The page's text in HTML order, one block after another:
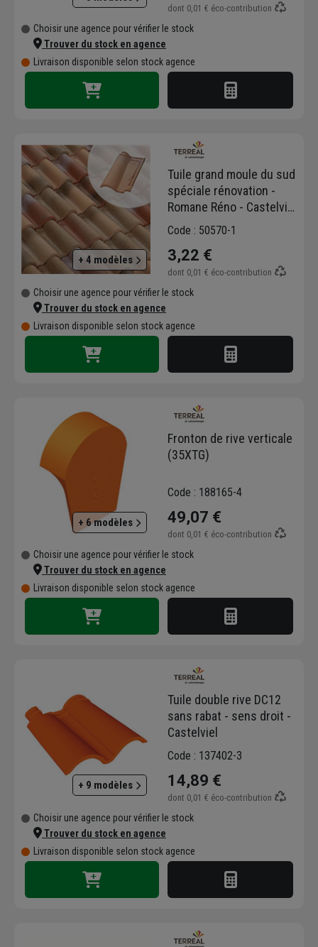
dont 0,01 € éco-contribution
Choisir une agence pour vérifier le stock
Trouver du stock en agence
Livraison disponible selon stock agence
+ 4 modèles
Tuile grand moule du sud
spéciale rénovation -
Romane Réno - Castelviel
- 42,4 x 27,6 cm
Code : 50570-1
3,22 €
dont 0,01 € éco-contribution
Choisir une agence pour vérifier le stock
Trouver du stock en agence
Livraison disponible selon stock agence
+ 6 modèles
Fronton de rive verticale
(35XTG)
Code : 188165-4
49,07 €
dont 0,01 € éco-contribution
Choisir une agence pour vérifier le stock
Trouver du stock en agence
Livraison disponible selon stock agence
+ 9 modèles
Tuile double rive DC12
sans rabat - sens droit -
Castelviel
Code : 137402-3
14,89 €
dont 0,01 € éco-contribution
Choisir une agence pour vérifier le stock
Trouver du stock en agence
Livraison disponible selon stock agence